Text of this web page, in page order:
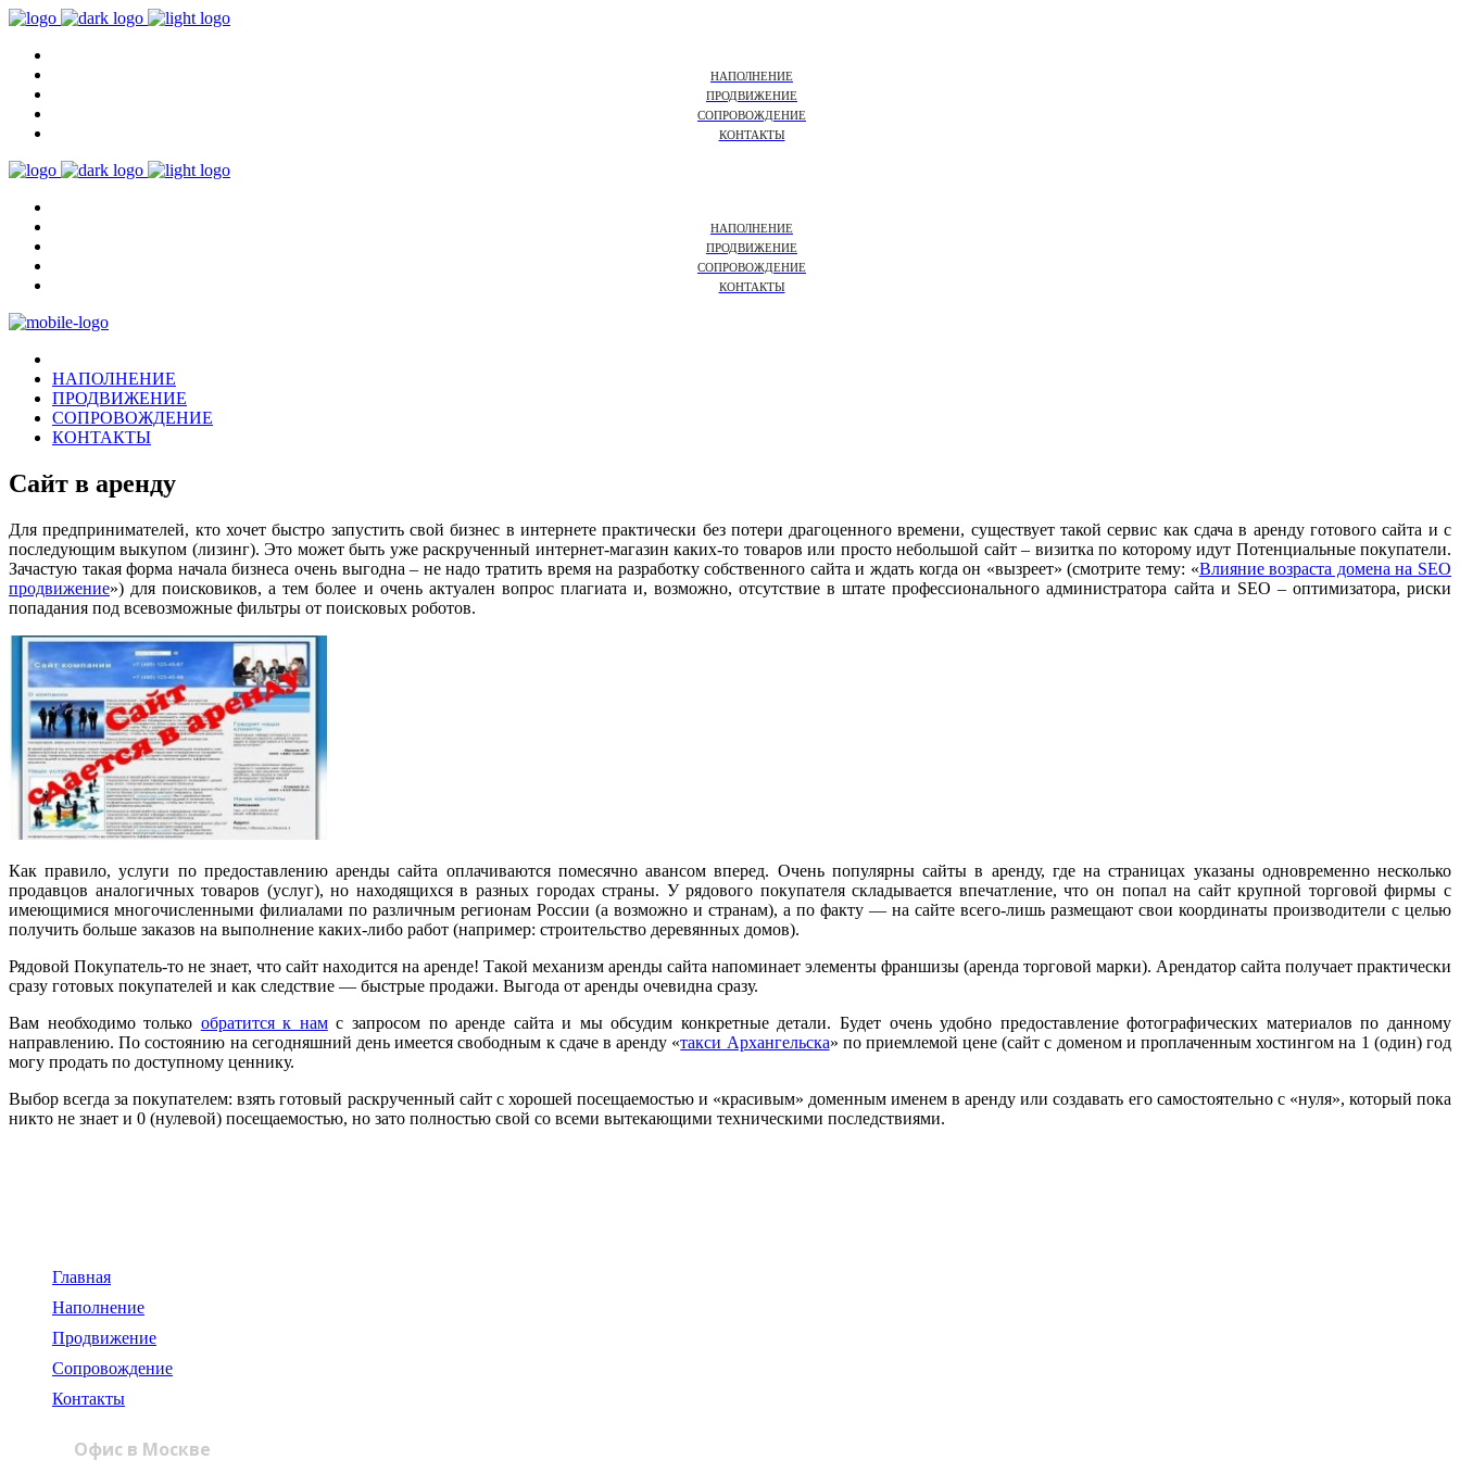
НАПОЛНЕНИЕ
ПРОДВИЖЕНИЕ
СОПРОВОЖДЕНИЕ
КОНТАКТЫ
НАПОЛНЕНИЕ
ПРОДВИЖЕНИЕ
СОПРОВОЖДЕНИЕ
КОНТАКТЫ
НАПОЛНЕНИЕ
ПРОДВИЖЕНИЕ
СОПРОВОЖДЕНИЕ
КОНТАКТЫ
Сайт в аренду
Для предпринимателей, кто хочет быстро запустить свой бизнес в интернете практически без потери драгоценного времени, существует такой сервис как сдача в аренду готового сайта и с
последующим выкупом (лизинг). Это может быть уже раскрученный интернет-магазин каких-то товаров или просто небольшой сайт – визитка по которому идут Потенциальные покупатели.
Зачастую такая форма начала бизнеса очень выгодна – не надо тратить время на разработку собственного сайта и ждать когда он «вызреет» (смотрите тему: «Влияние возраста домена на SEO
продвижение») для поисковиков, а тем более и очень актуален вопрос плагиата и, возможно, отсутствие в штате профессионального администратора сайта и SEO – оптимизатора, риски
попадания под всевозможные фильтры от поисковых роботов.
Как правило, услуги по предоставлению аренды сайта оплачиваются помесячно авансом вперед. Очень популярны сайты в аренду, где на страницах указаны одновременно несколько
продавцов аналогичных товаров (услуг), но находящихся в разных городах страны. У рядового покупателя складывается впечатление, что он попал на сайт крупной торговой фирмы с
имеющимися многочисленными филиалами по различным регионам России (а возможно и странам), а по факту — на сайте всего-лишь размещают свои координаты производители с целью
получить больше заказов на выполнение каких-либо работ (например: строительство деревянных домов).
Рядовой Покупатель-то не знает, что сайт находится на аренде! Такой механизм аренды сайта напоминает элементы франшизы (аренда торговой марки). Арендатор сайта получает практически
сразу готовых покупателей и как следствие — быстрые продажи. Выгода от аренды очевидна сразу.
Вам необходимо только обратится к намс запросом по аренде сайта и мы обсудим конкретные детали. Будет очень удобно предоставление фотографических материалов по данному
направлению. По состоянию на сегодняшний день имеется свободным к сдаче в аренду «такси Архангельска» по приемлемой цене (сайт с доменом и проплаченным хостингом на 1 (один) год
могу продать по доступному ценнику.
Выбор всегда за покупателем: взять готовый раскрученный сайт с хорошей посещаемостью и «красивым» доменным именем в аренду или создавать его самостоятельно с «нуля», который пока
никто не знает и 0 (нулевой) посещаемостью, но зато полностью свой со всеми вытекающими техническими последствиями.
Главная
Наполнение
Продвижение
Сопровождение
Контакты
Офис в Москве